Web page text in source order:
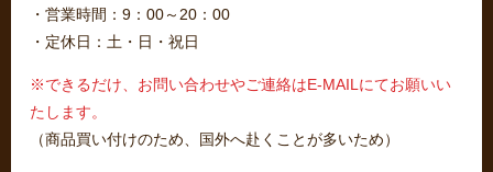
・営業時間：9：00～20：00
・定休日：土・日・祝日
※できるだけ、お問い合わせやご連絡はE-MAILにてお願いい
たします。
（商品買い付けのため、国外へ赴くことが多いため）